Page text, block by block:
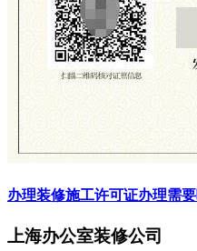
办理装修施工许可证办理需
上海办公室装修公司